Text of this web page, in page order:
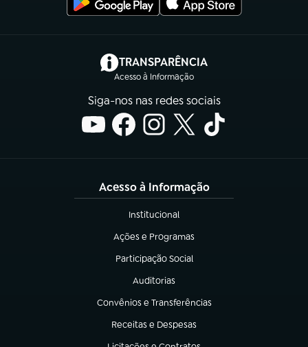
TRANSPARÊNCIA
Acesso à Informação
(abre em nova aba)
Siga-nos nas redes sociais
Acesso à Informação
Institucional
(abre em nova aba)
Ações e Programas
(abre em nova aba)
Participação Social
(abre em nova aba)
Auditorias
(abre em nova aba)
Convênios e Transferências
(abre em nova aba)
Receitas e Despesas
(abre em nova aba)